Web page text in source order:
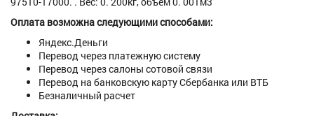
Оплата возможна следующими способами:
Яндекс.Деньги
Перевод через платежную систему
Перевод через салоны сотовой связи
Перевод на банковскую карту Сбербанка или ВТБ
Безналичный расчет